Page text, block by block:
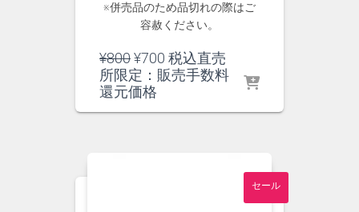
※併売品のため品切れの際はご
容赦ください。
¥800元
の
価
¥700 現
在
税込直売
所限定：販売手数料
還元価格
セール